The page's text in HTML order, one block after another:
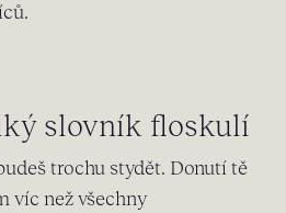
slovník floskulí
trochu stydět. Donutí tě
víc než všechny